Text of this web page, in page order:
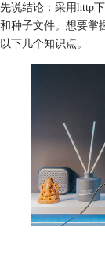
先说结论：采用http
和种子文件。想要掌
以下几个知识点。